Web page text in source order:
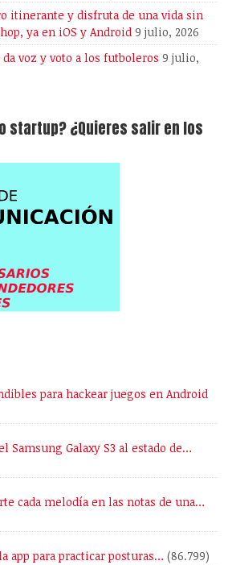
itinerante y disfruta de una vida sin
ya en iOS y Android 9 julio, 2026
voz y voto a los futboleros 9 julio,
salir en los
para hackear juegos en Android
Samsung Galaxy S3 al estado de…
cada melodía en las notas de una…
app para practicar posturas… (86.799)